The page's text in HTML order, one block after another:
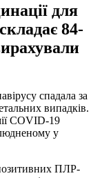
для
84-
спадала за
випадків.
COVID-19
у
позитивних ПЛР-